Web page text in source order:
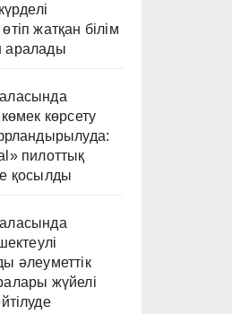
жатқан білім
аралады
көрсету
пилоттық
қосылды
әлеуметтік
жүйелі